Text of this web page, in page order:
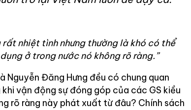
nhiệt tình nhưng thường là khó có thể
ở trong nước nó không rõ ràng.”
Nguyễn Đăng Hưng đều có chung quan
vận động sự đóng góp của các GS kiều
rõ ràng này phát xuất từ đâu? Chính sách